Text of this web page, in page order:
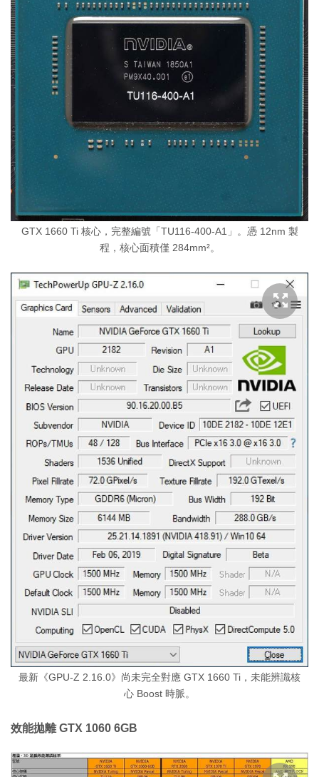
GTX 1660 Ti 核心，完整編號「TU116-400-A1」。憑 12nm 製
程，核心面積僅 284mm²。
最新《GPU-Z 2.16.0》尚未完全對應 GTX 1660 Ti，未能辨識核
心 Boost 時脈。
效能拋離 GTX 1060 6GB